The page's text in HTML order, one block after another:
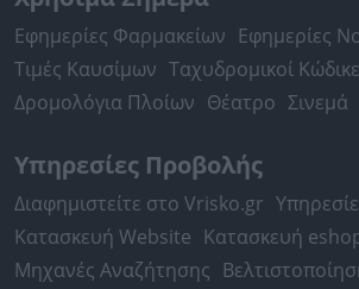
Εφημερίες Φαρμακείων Εφημερίες
Τιμές Καυσίμων Ταχυδρομικοί
Δρομολόγια Πλοίων Θέατρο Σινεμά
Υπηρεσίες Προβολής
Διαφημιστείτε στο Vrisko.gr
Κατασκευή Website Κατασκευή
Μηχανές Αναζήτησης